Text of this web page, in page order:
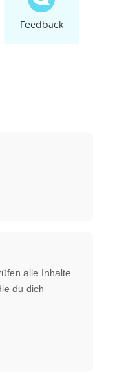
Feedback
alle Inhalte
du dich